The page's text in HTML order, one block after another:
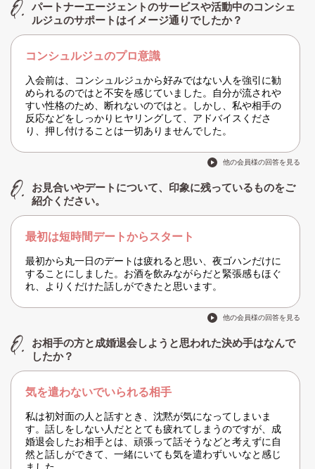
パートナーエージェントのサービスや活動中のコンシェ
ルジュのサポートはイメージ通りでしたか？
コンシュルジュのプロ意識
入会前は、コンシュルジュから好みではない人を強引に勧
められるのではと不安を感じていました。自分が流されや
すい性格のため、断れないのではと。しかし、私や相手の
反応などをしっかりヒヤリングして、アドバイスくださ
り、押し付けることは一切ありませんでした。
他の会員様の回答を見る
お見合いやデートについて、印象に残っているものをご
紹介ください。
最初は短時間デートからスタート
最初から丸一日のデートは疲れると思い、夜ゴハンだけに
することにしました。お酒を飲みながらだと緊張感もほぐ
れ、よりくだけた話しができたと思います。
他の会員様の回答を見る
お相手の方と成婚退会しようと思われた決め手はなんで
したか？
気を遣わないでいられる相手
私は初対面の人と話すとき、沈黙が気になってしまいま
す。話しをしない人だととても疲れてしまうのですが、成
婚退会したお相手とは、頑張って話そうなどと考えずに自
然と話しができて、一緒にいても気を遣わずいいなと感じ